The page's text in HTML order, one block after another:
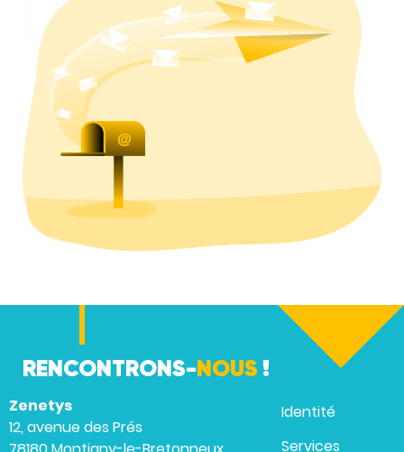
RENCONTRONS- NOUS !
Zenetys
12, avenue des Prés
Identité
Services